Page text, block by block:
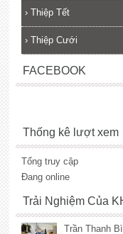
› Thiệp Tết
› Thiệp Cưới
FACEBOOK
Thống kê lượt xem
Tổng truy cập
Đang online
Trải Nghiệm Của
Trần Thanh